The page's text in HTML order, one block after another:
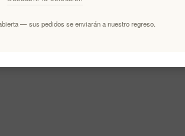
— sus pedidos se enviarán a nuestro regreso.